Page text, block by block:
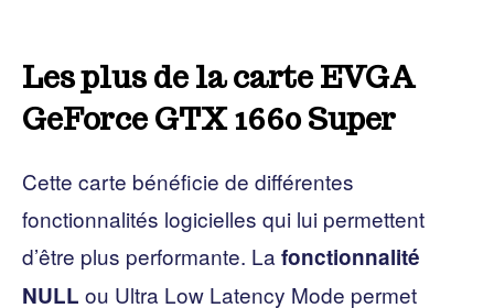
Les plus de la carte EVGA
GeForce GTX 1660 Super
Cette carte bénéficie de différentes
fonctionnalités logicielles qui lui permettent
d’être plus performante. La fonctionnalité
NULL ou Ultra Low Latency Mode permet